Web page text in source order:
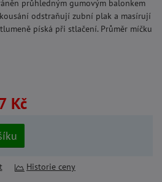
průhledným gumovým balonkem
odstraňují zubní plak a masírují
píská při stlačení. Průměr míčku
Kč
Historie ceny